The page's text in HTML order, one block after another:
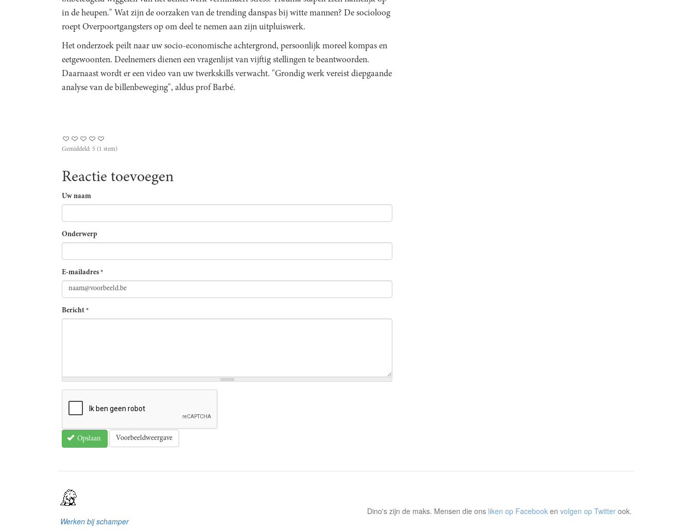
in de heupen." Wat zijn de oorzaken van de trending danspas bij witte mannen? De socioloog
roept Overpoortgangsters op om deel te nemen aan zijn uitpluiswerk.
Het onderzoek peilt naar uw socio-economische achtergrond, persoonlijk moreel kompas en
eetgewoonten. Deelnemers dienen een vragenlijst van vijftig stellingen te beantwoorden.
Daarnaast wordt er een video van uw twerkskills verwacht. "Grondig werk vereist diepgaande
analyse van de billenbeweging", aldus prof Barbé.
Gemiddeld: 5 (1 stem)
Reactie toevoegen
Uw naam
Onderwerp
E-mailadres *
Bericht *
Opslaan Voorbeeldweergave
Dino's zijn de maks. Mensen die ons liken op Facebook en volgen op Twitter ook.
Werken bij schamper